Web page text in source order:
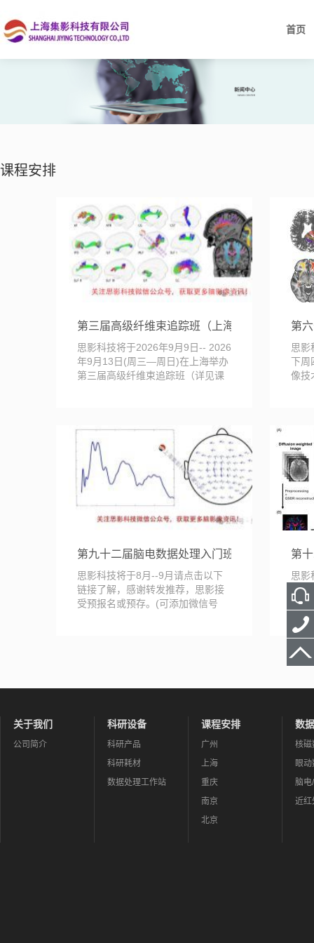
首页
课程安排
第三届高级纤维束追踪班（上海，9.9-13）
思影科技将于2026年9月9日-- 2026
年9月13日(周三—周日)在上海举办
第三届高级纤维束追踪班（详见课
第
思影
下周
像技
第九十二届脑电数据处理入门班（上海8.30-9.3
思影科技将于8月--9月请点击以下
链接了解，感谢转发推荐，思影接
受预报名或预存。(可添加微信号
第
思影
-
海举
巴
关于我们
公司简介
科研设备
科研产品
科研耗材
数据处理工作站
课程安排
广州
上海
重庆
南京
北京
数
核磁
眼
脑电
近红